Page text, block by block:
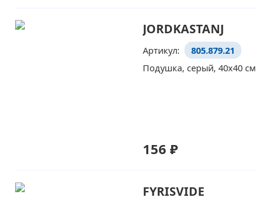
JORDKASTANJ
Артикул:
805.879.21
Подушка, серый, 40x40 см
156 ₽
FYRISVIDE